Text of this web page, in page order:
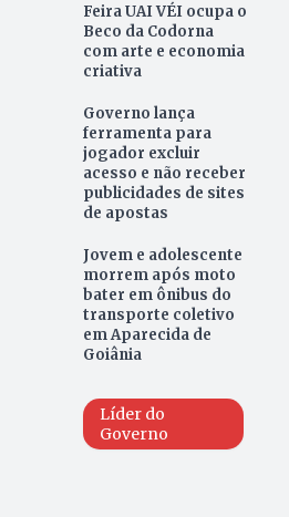
Feira UAI VÉI ocupa o
Beco da Codorna
com arte e economia
criativa
Governo lança
ferramenta para
jogador excluir
acesso e não receber
publicidades de sites
de apostas
Jovem e adolescente
morrem após moto
bater em ônibus do
transporte coletivo
em Aparecida de
Goiânia
Líder do
Governo